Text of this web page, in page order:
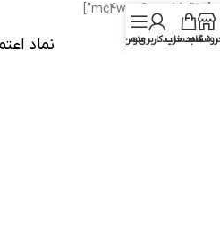
[mc4wp_form id="68"]
نماد سبد خرید
حساب کاربری من
منو